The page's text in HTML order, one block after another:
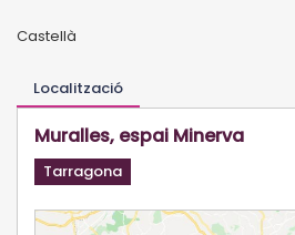
Castellà
Localització
Muralles, espai Minerva
Tarragona